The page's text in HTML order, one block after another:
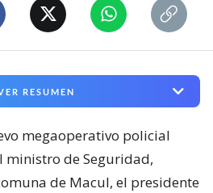
RESUMEN
megaoperativo policial
ministro de Seguridad,
de Macul, el presidente